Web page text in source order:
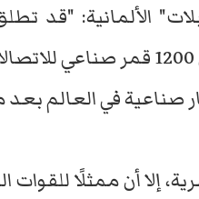
الألمانية: "قد
السنوات المقبلة ما يصل إلى
صناعية في العالم بعد
إلا أن ممثلًا للقوات